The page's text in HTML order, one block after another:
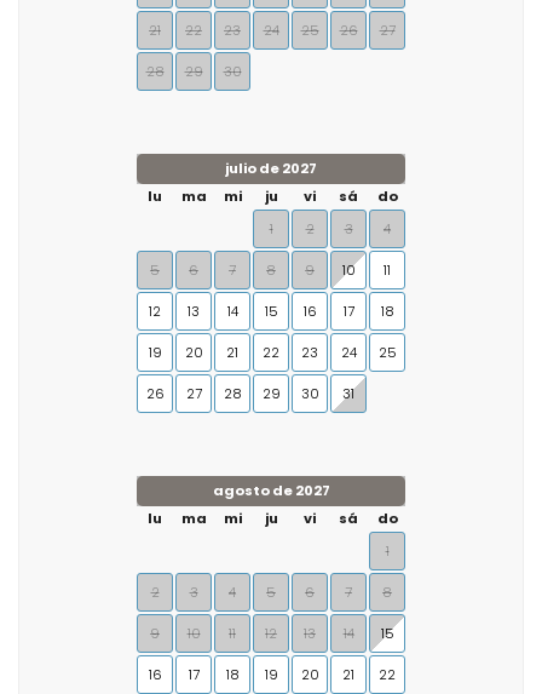
21 22 23 24 25 26 27
28 29 30
julio de 2027
lu
ma mi ju vi sá
do
1
2 3 4
5 6 7 8 9 10 11
12 13 14 15 16 17 18
19 20 21 22 23 24 25
26 27 28 29 30 31
agosto de 2027
lu
ma mi ju vi sá
do
1
2 3 4 5 6 7 8
9 10 11 12 13 14 15
16 17 18 19 20 21 22